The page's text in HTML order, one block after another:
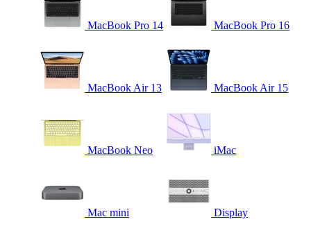
MacBook Pro 14 MacBook Pro 16
MacBook Air 13 MacBook Air 15
MacBook Neo iMac
Mac mini Display